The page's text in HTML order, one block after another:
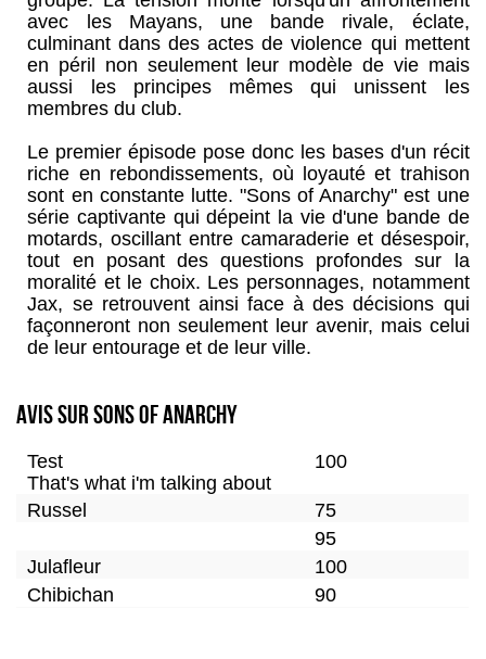
avec les Mayans, une bande rivale, éclate,
culminant dans des actes de violence qui mettent
en péril non seulement leur modèle de vie mais
aussi les principes mêmes qui unissent les
membres du club.
Le premier épisode pose donc les bases d'un récit
riche en rebondissements, où loyauté et trahison
sont en constante lutte. "Sons of Anarchy" est une
série captivante qui dépeint la vie d'une bande de
motards, oscillant entre camaraderie et désespoir,
tout en posant des questions profondes sur la
moralité et le choix. Les personnages, notamment
Jax, se retrouvent ainsi face à des décisions qui
façonneront non seulement leur avenir, mais celui
de leur entourage et de leur ville.
Avis sur Sons Of Anarchy
Test
100
That's what i'm talking about
Russel
75
95
Julafleur
100
Chibichan
90